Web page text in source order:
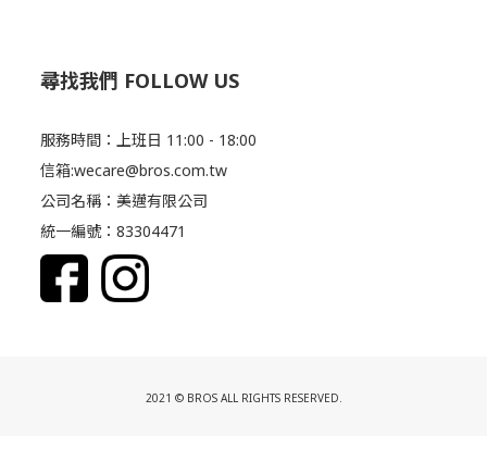
尋找我們 FOLLOW US
服務時間：上班日 11:00 - 18:00
信箱:wecare@bros.com.tw
公司名稱：美邁有限公司
統一編號：83304471
2021 © BROS ALL RIGHTS RESERVED.